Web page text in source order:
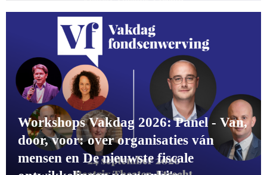
Workshops Vakdag 2026: Panel - Van,
door, voor: over organisaties ván
mensen en De nieuwste fiscale